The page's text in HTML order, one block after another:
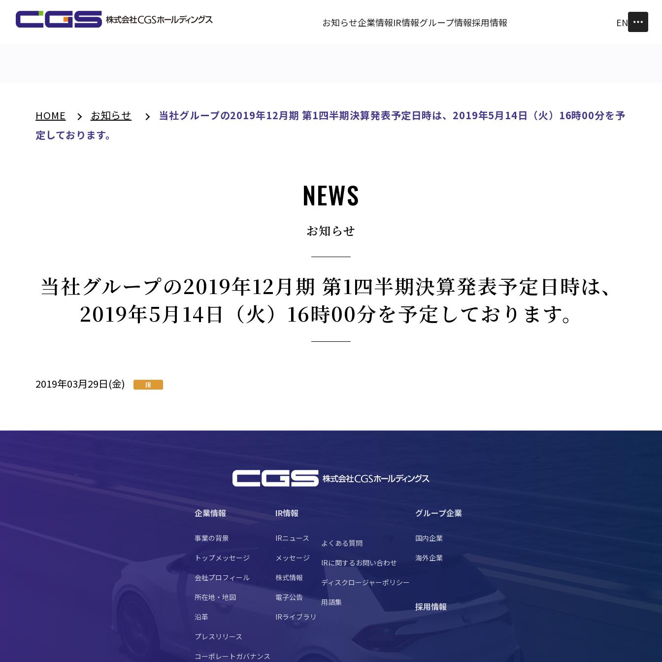
お知らせ企業情報IR情報グループ情報採用情報 EN
HOME お知らせ
当社グループの2019年12月期 第1四半期決算発表予定日時は、2019年5月14日（火）16時00分を予
定しております。
NEWS
お知らせ
当社グループの2019年12月期 第1四半期決算発表予定日時は、
2019年5月14日（火）16時00分を予定しております。
2019年03月29日(金) IR
企業情報
事業の背景
トップメッセージ
会社プロフィール
所在地・地図
沿革
プレスリリース
コーポレートガバナンス
IR情報
IRニュース
メッセージ
株式情報
電子公告
IRライブラリ
よくある質問
IRに関するお問い合わせ
ディスクロージャーポリシー
用語集
グループ企業
国内企業
海外企業
採用情報